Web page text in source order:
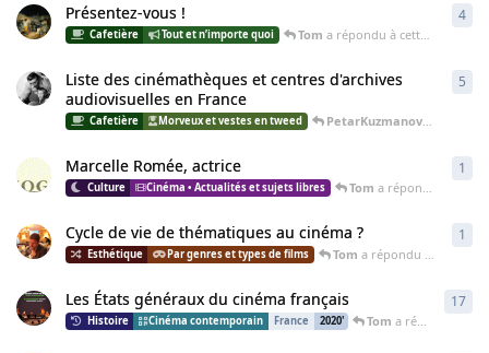
Présentez-vous !
Tout et n’importe quoi Tom a répondu à cette discussion
4
Liste des cinémathèques et centres d'archives
audiovisuelles en France
Morveux et vestes en tweed PetarKuzmanovic
5
Marcelle Romée, actrice
Cinéma • Actualités et sujets libres Tom a répondu à cette discussion
1
Cycle de vie de thématiques au cinéma ?
Par genres et types de films Tom a répondu à cette discussion
1
Les États généraux du cinéma français
Cinéma contemporain France 2020' Tom a répondu à cette discussion
17